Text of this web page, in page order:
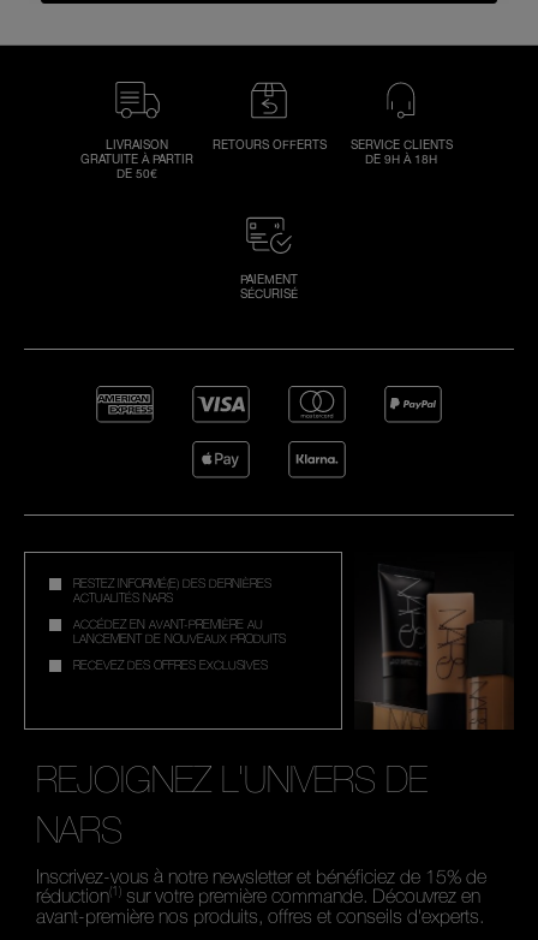
LIVRAISON
GRATUITE À PARTIR
DE 50€
RETOURS OFFERTS
SERVICE CLIENTS
DE 9H À 18H
PAIEMENT
SÉCURISÉ
RESTEZ INFORMÉ(E) DES DERNIÈRES
ACTUALITÉS NARS
ACCÉDEZ EN AVANT-PREMIÈRE AU
LANCEMENT DE NOUVEAUX PRODUITS
RECEVEZ DES OFFRES EXCLUSIVES
REJOIGNEZ L'UNIVERS DE
NARS
Inscrivez-vous à notre newsletter et bénéficiez de 15% de
réduction(1) sur votre première commande. Découvrez en
avant-première nos produits, offres et conseils d'experts.